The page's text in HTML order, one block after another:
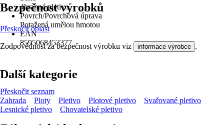
4hranné pletivo
Povrch/Povrchová úprava
Potažená umělou hmotou
EAN
8595068453377
Bezpečnost výrobků
Přeskočit oblast
Zodpovědnost za bezpečnost výrobku viz informace výrobce .
Další kategorie
Přeskočit seznam
Zahrada
Ploty Pletivo Plotové pletivo
Svařované pletivo
Lesnické pletivo
Chovatelské pletivo